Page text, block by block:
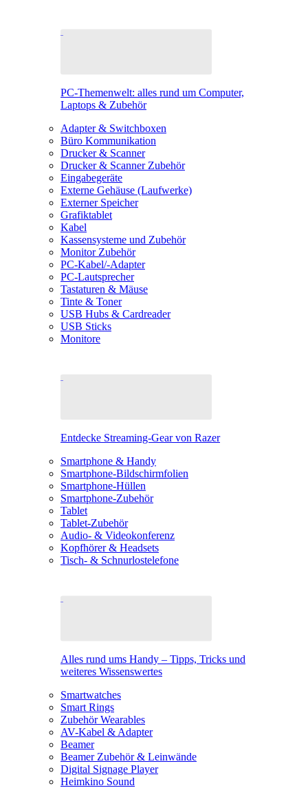
PC-Themenwelt: alles rund um Computer,
Laptops & Zubehör
Adapter & Switchboxen
Büro Kommunikation
Drucker & Scanner
Drucker & Scanner Zubehör
Eingabegeräte
Externe Gehäuse (Laufwerke)
Externer Speicher
Grafiktablet
Kabel
Kassensysteme und Zubehör
Monitor Zubehör
PC-Kabel/-Adapter
PC-Lautsprecher
Tastaturen & Mäuse
Tinte & Toner
USB Hubs & Cardreader
USB Sticks
Monitore
Entdecke Streaming-Gear von Razer
Smartphone & Handy
Smartphone-Bildschirmfolien
Smartphone-Hüllen
Smartphone-Zubehör
Tablet
Tablet-Zubehör
Audio- & Videokonferenz
Kopfhörer & Headsets
Tisch- & Schnurlostelefone
Alles rund ums Handy – Tipps, Tricks und
weiteres Wissenswertes
Smartwatches
Smart Rings
Zubehör Wearables
AV-Kabel & Adapter
Beamer
Beamer Zubehör & Leinwände
Digital Signage Player
Heimkino Sound